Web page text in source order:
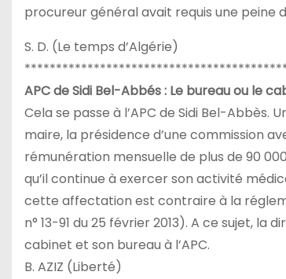
procureur général avait requis une peine
S. D. (Le temps d’Algérie)
APC de Sidi Bel-Abbés : Le bureau ou le
Cela se passe à l’APC de Sidi Bel-
maire, la présidence d’une commission
rémunération mensuelle de plus de 90
qu’il continue à exercer son activité
cette affectation est contraire à la
n° 13-91 du 25 février 2013). A ce sujet,
cabinet et son bureau à l’APC.
B. AZIZ (Liberté)